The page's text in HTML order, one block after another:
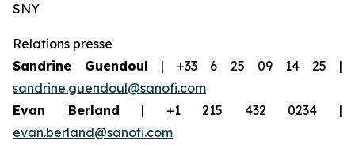
SNY
Relations presse
Sandrine Guendoul | +33 6 25 09 14 25 |
sandrine.guendoul@sanofi.com
Evan Berland | +1 215 432 0234 |
evan.berland@sanofi.com